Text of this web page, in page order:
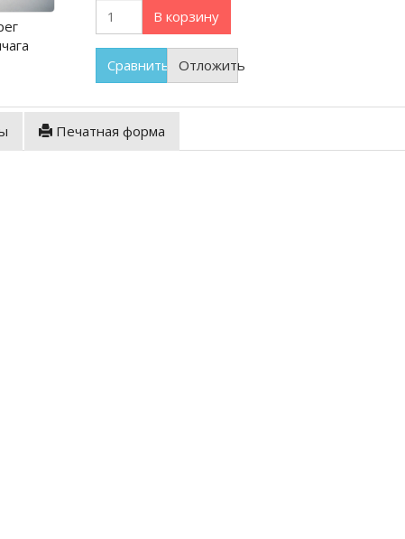
В корзину
Сравнить Отложить
Печатная форма